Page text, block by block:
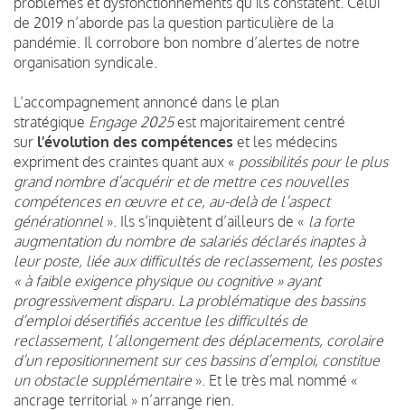
de 2019 n’aborde pas la question particulière de la
pandémie. Il corrobore bon nombre d’alertes de notre
organisation syndicale.
L’accompagnement annoncé dans le plan
stratégique Engage 2025 est majoritairement centré
sur l’évolution des compétences et les médecins
expriment des craintes quant aux « possibilités pour le plus
grand nombre d’acquérir et de mettre ces nouvelles
compétences en œuvre et ce, au-delà de l’aspect
générationnel ». Ils s’inquiètent d’ailleurs de « la forte
augmentation du nombre de salariés déclarés inaptes à
leur poste, liée aux difficultés de reclassement, les postes
« à faible exigence physique ou cognitive » ayant
progressivement disparu. La problématique des bassins
d’emploi désertifiés accentue les difficultés de
reclassement, l’allongement des déplacements, corolaire
d’un repositionnement sur ces bassins d’emploi, constitue
un obstacle supplémentaire » Et le très mal nommé «
ancrage territorial » n’arrange rien.